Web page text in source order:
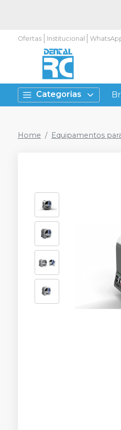
Ofertas Institucional
Categorias
Home Equipamentos